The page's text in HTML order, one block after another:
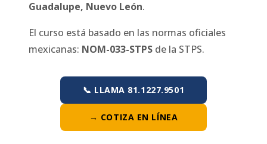
Guadalupe, Nuevo León.
El curso está basado en las normas oficiales
mexicanas: NOM-033-STPS de la STPS.
📞 LLAMA 81.1227.9501
→ COTIZA EN LÍNEA